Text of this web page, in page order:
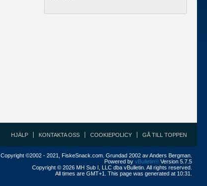
HJÄLP KONTAKTA OSS COOKIEPOLICY GÅ TILL TOPPEN
Copyright ©2002 - 2021, FiskeSnack.com. Grundad 2002 av Anders Bergman.
Powered by vBulletin® Version 5.7.5
Copyright © 2026 MH Sub I, LLC dba vBulletin. All rights reserved.
All times are GMT+1. This page was generated at 10:31.